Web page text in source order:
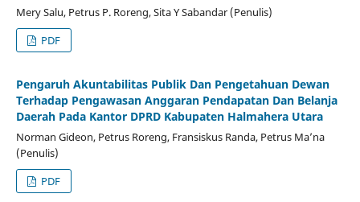
Mery Salu, Petrus P. Roreng, Sita Y Sabandar (Penulis)
PDF
Pengaruh Akuntabilitas Publik Dan Pengetahuan Dewan
Terhadap Pengawasan Anggaran Pendapatan Dan Belanja
Daerah Pada Kantor DPRD Kabupaten Halmahera Utara
Norman Gideon, Petrus Roreng, Fransiskus Randa, Petrus Ma’na
(Penulis)
PDF